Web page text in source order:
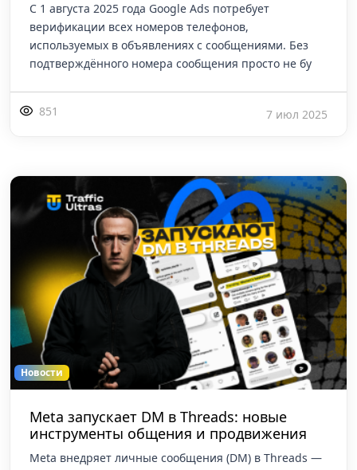
С 1 августа 2025 года Google Ads потребует
верификации всех номеров телефонов,
используемых в объявлениях с сообщениями. Без
подтверждённого номера сообщения просто не бу
851 7 июл 2025
Новости
Meta запускает DM в Threads: новые
инструменты общения и продвижения
Meta внедряет личные сообщения (DM) в Threads —